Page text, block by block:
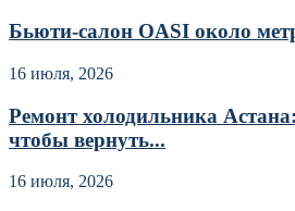
Бьюти-салон OASI около
16 июля, 2026
Ремонт холодильника
чтобы вернуть...
16 июля, 2026